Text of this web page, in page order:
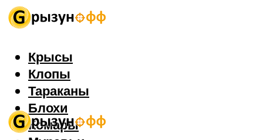
Крысы
Клопы
Тараканы
Блохи
Комары